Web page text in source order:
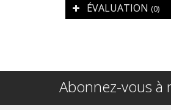
ÉVALUATION (0)
Abonnez-vous à